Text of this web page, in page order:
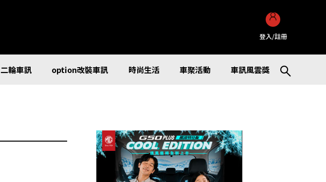
登入/註冊
二輪車訊 option改裝車訊 時尚生活 車聚活動 車訊風雲獎